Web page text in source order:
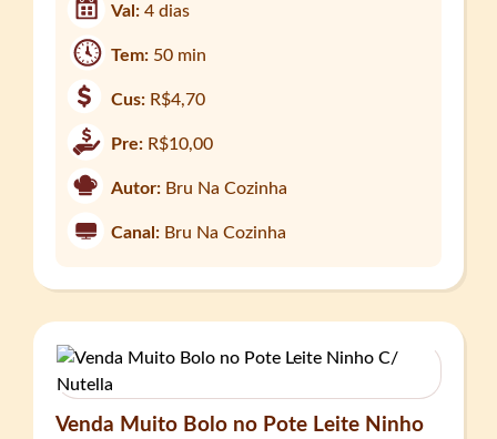
Val:4 dias
Tem: 50 min
Cus: R$4,70
Pre: R$10,00
Autor: Bru Na Cozinha
Canal: Bru Na Cozinha
Venda Muito Bolo no Pote Leite Ninho